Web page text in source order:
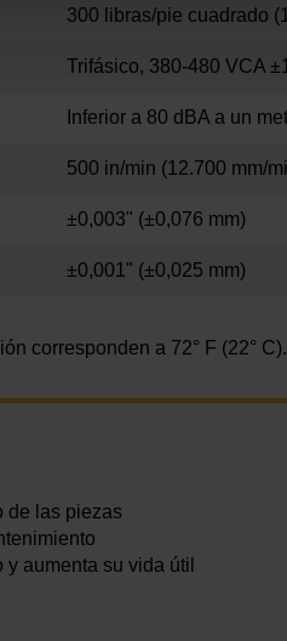
300 libras/pie cuadrado
Trifásico, 380-480 VCA
Inferior a 80 dBA a un
500 in/min (12.700 mm/
±0,003" (±0,076 mm)
±0,001" (±0,025 mm)
corresponden a 72° F (22° C).
de las piezas
aumenta su vida útil